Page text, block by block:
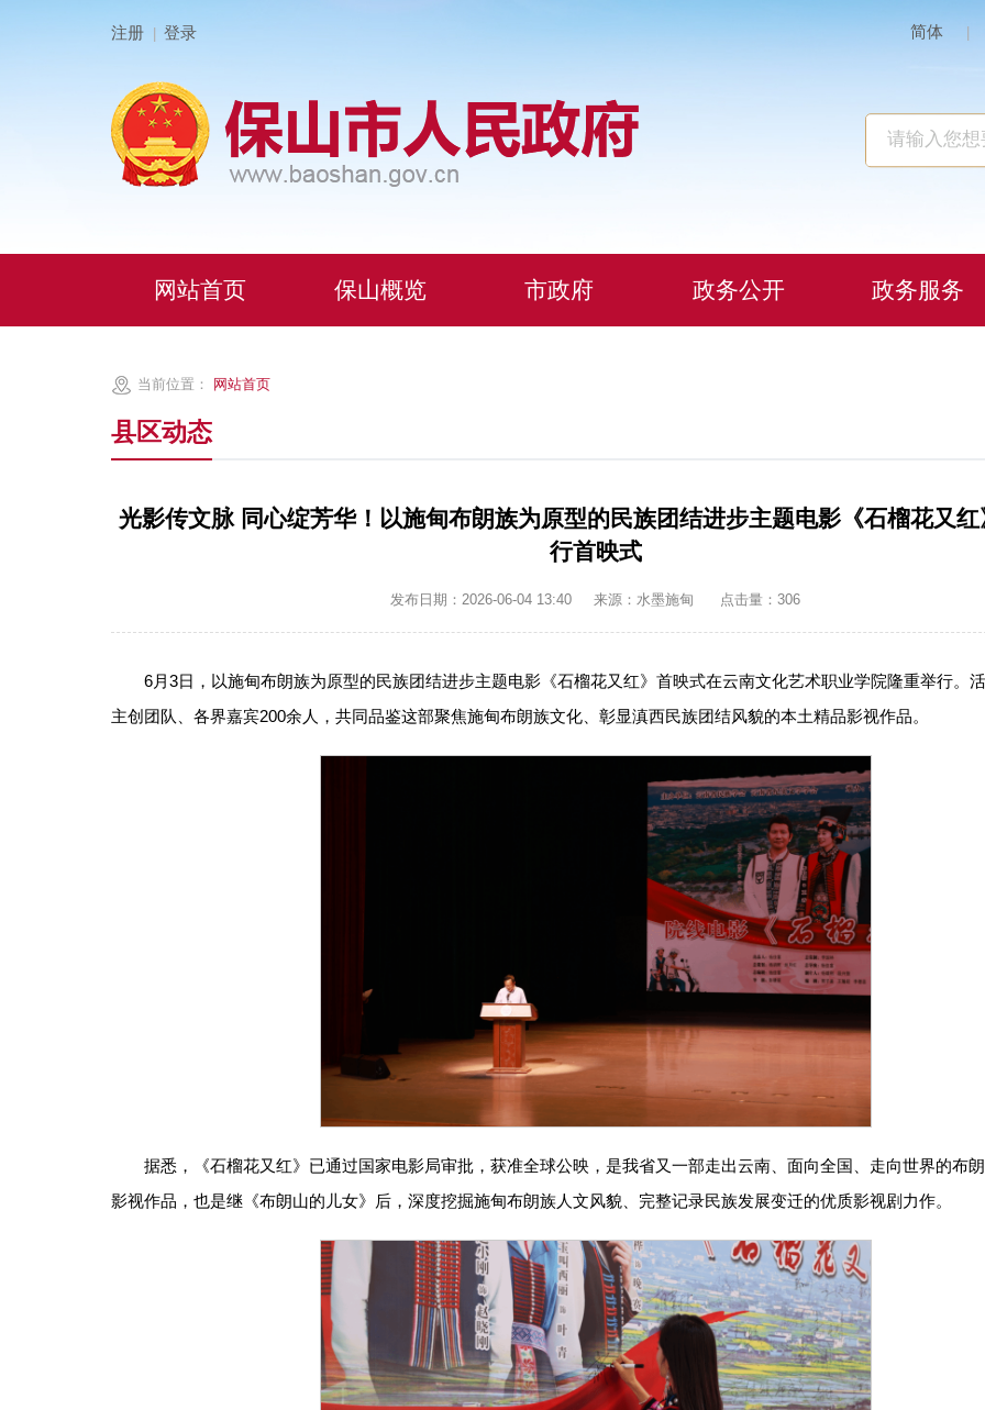
注册 登录 简体 |
网站首页 保山概览 市政府 政务公开 政务服务
当前位置： 网站首页
县区动态
光影传文脉 同心绽芳华！以施甸布朗族为原型的民族团结进步主题电影《石榴花又
行首映式
发布日期：2026-06-04 13:40 来源：水墨施甸 点击量：306
6月3日，以施甸布朗族为原型的民族团结进步主题电影《石榴花又红》首映式在云南文化艺术职业学院隆重举行。
主创团队、各界嘉宾200余人，共同品鉴这部聚焦施甸布朗族文化、彰显滇西民族团结风貌的本土精品影视作品。
据悉，《石榴花又红》已通过国家电影局审批，获准全球公映，是我省又一部走出云南、面向全国、走向世界的布
影视作品，也是继《布朗山的儿女》后，深度挖掘施甸布朗族人文风貌、完整记录民族发展变迁的优质影视剧力作。